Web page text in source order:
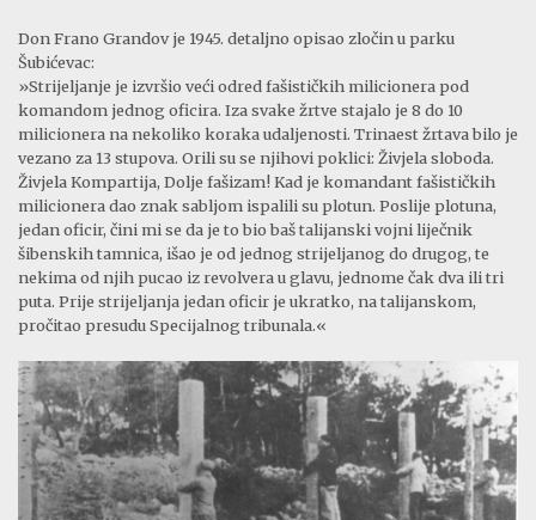
Don Frano Grandov je 1945. detaljno opisao zločin u parku
Šubićevac:
»Strijeljanje je izvršio veći odred fašističkih milicionera pod
komandom jednog oficira. Iza svake žrtve stajalo je 8 do 10
milicionera na nekoliko koraka udaljenosti. Trinaest žrtava bilo je
vezano za 13 stupova. Orili su se njihovi poklici: Živjela sloboda.
Živjela Kompartija, Dolje fašizam! Kad je komandant fašističkih
milicionera dao znak sabljom ispalili su plotun. Poslije plotuna,
jedan oficir, čini mi se da je to bio baš talijanski vojni liječnik
šibenskih tamnica, išao je od jednog strijeljanog do drugog, te
nekima od njih pucao iz revolvera u glavu, jednome čak dva ili tri
puta. Prije strijeljanja jedan oficir je ukratko, na talijanskom,
pročitao presudu Specijalnog tribunala.«